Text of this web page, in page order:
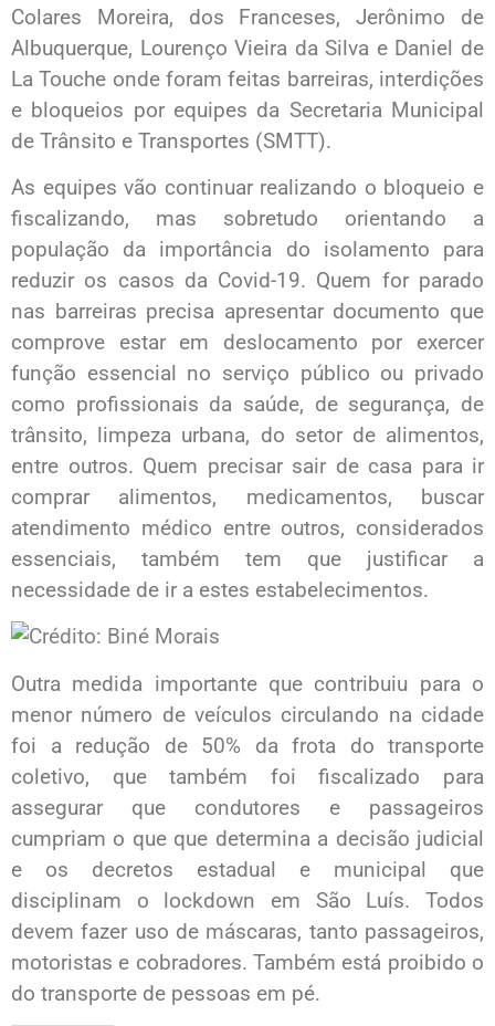
Colares Moreira, dos Franceses, Jerônimo de
Albuquerque, Lourenço Vieira da Silva e Daniel de
La Touche onde foram feitas barreiras, interdições
e bloqueios por equipes da Secretaria Municipal
de Trânsito e Transportes (SMTT).
As equipes vão continuar realizando o bloqueio e
fiscalizando, mas sobretudo orientando a
população da importância do isolamento para
reduzir os casos da Covid-19. Quem for parado
nas barreiras precisa apresentar documento que
comprove estar em deslocamento por exercer
função essencial no serviço público ou privado
como profissionais da saúde, de segurança, de
trânsito, limpeza urbana, do setor de alimentos,
entre outros. Quem precisar sair de casa para ir
comprar alimentos, medicamentos, buscar
atendimento médico entre outros, considerados
essenciais, também tem que justificar a
necessidade de ir a estes estabelecimentos.
Outra medida importante que contribuiu para o
menor número de veículos circulando na cidade
foi a redução de 50% da frota do transporte
coletivo, que também foi fiscalizado para
assegurar que condutores e passageiros
cumpriam o que que determina a decisão judicial
e os decretos estadual e municipal que
disciplinam o lockdown em São Luís. Todos
devem fazer uso de máscaras, tanto passageiros,
motoristas e cobradores. Também está proibido o
do transporte de pessoas em pé.